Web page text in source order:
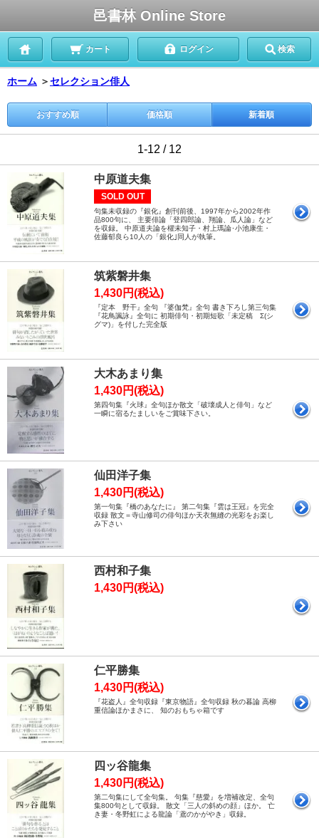
邑書林 Online Store
カート ログイン 検索
ホーム ＞セレクション俳人
おすすめ順 価格順 新着順
1-12 / 12
中原道夫集
SOLD OUT
句集未収録の『銀化』創刊前後、1997年から2002年作
品800句に、 主要俳論「登四郎論、翔論、瓜人論」など
を収録。 中原道夫論を櫂未知子・村上瑪論･小池康生・
佐藤郁良ら10人の「銀化｣同人が執筆。
筑紫磐井集
1,430円(税込)
『定本 野干』全句 『婆伽梵』全句 書き下ろし第三句集
『花鳥諷詠』全句に 初期俳句・初期短歌「未定稿 Σ(シ
グマ)」を付した完全版
大木あまり集
1,430円(税込)
第四句集『火球』全句ほか散文「破壊成人と俳句」など
一瞬に宿るたましいをご賞味下さい。
仙田洋子集
1,430円(税込)
第一句集『橋のあなたに』 第二句集『雲は王冠』を完全
収録 散文＝寺山修司の俳句ほか天衣無縫の光彩をお楽し
み下さい
西村和子集
1,430円(税込)
仁平勝集
1,430円(税込)
『花盗人』全句収録『東京物語』全句収録 秋の暮論 高柳
重信論ほかまさに、 知のおもちゃ箱です
四ッ谷龍集
1,430円(税込)
第二句集にして全句集。 句集『慈愛』を増補改定、全句
集800句として収録。 散文「三人の斜めの顔」ほか。 亡
き妻・冬野虹による龍論「鳶のかがやき」収録。